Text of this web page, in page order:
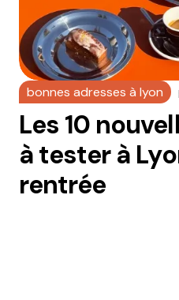
Dis-nous tout *
Enregistrer mon nom, mon
navigateur pour mon
bonnes adresses à lyon
Les 10
à tester à
rentrée